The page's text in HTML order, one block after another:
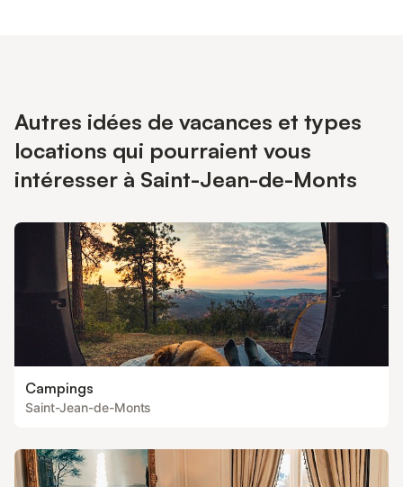
Autres idées de vacances et types
locations qui pourraient vous
intéresser à Saint-Jean-de-Monts
Campings
Saint-Jean-de-Monts